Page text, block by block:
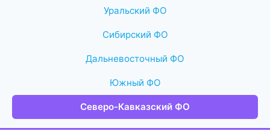
Уральский ФО
Сибирский ФО
Дальневосточный ФО
Южный ФО
Северо-Кавказский ФО